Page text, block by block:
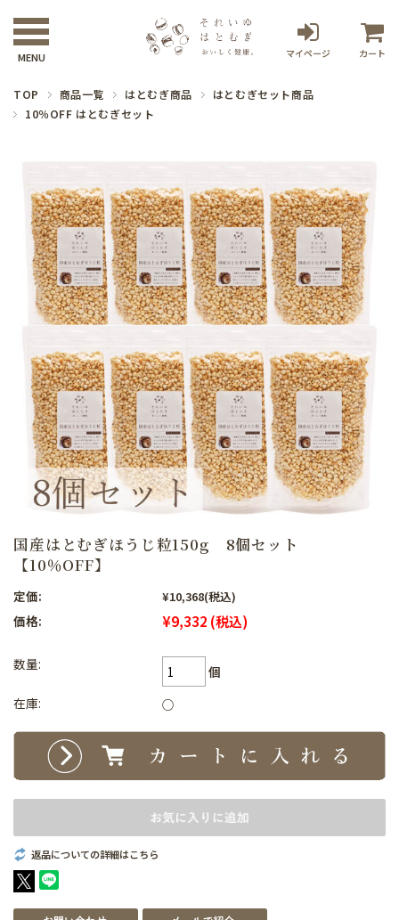
マイページ カート
TOP 商品一覧 はとむぎ商品
はとむぎセット商品
10％OFF はとむぎセット
国産はとむぎほうじ粒150g 8個セット
【10％OFF】
定価: ¥10,368(税込)
価格: ¥9,332 (税込)
数量:
個
在庫:
○
返品についての詳細はこちら